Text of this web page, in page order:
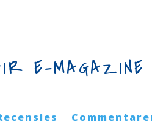
E-MAGAZINE